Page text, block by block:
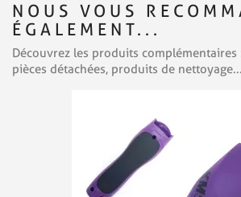
NOUS VOUS
ÉGALEMENT...
Découvrez les produits complémentaires
pièces détachées, produits de nettoyage...